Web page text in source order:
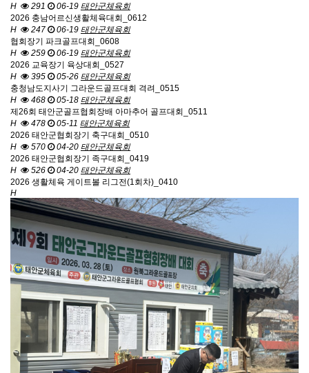
H
291 06-19 태안군체육회
2026 충남어르신생활체육대회_0612
H
247 06-19 태안군체육회
협회장기 파크골프대회_0608
H
259 06-19 태안군체육회
2026 교육장기 육상대회_0527
H
395 05-26 태안군체육회
충청남도지사기 그라운드골프대회 격려_0515
H
468 05-18 태안군체육회
제26회 태안군골프협회장배 아마추어 골프대회_0511
H
478 05-11 태안군체육회
2026 태안군협회장기 축구대회_0510
H
570 04-20 태안군체육회
2026 태안군협회장기 족구대회_0419
H
526 04-20 태안군체육회
2026 생활체육 게이트볼 리그전(1회차)_0410
H